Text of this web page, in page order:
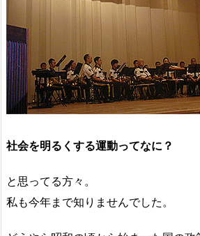
社会を明るくする運動ってなに？
と思ってる方々。
私も今年まで知りませんでした。